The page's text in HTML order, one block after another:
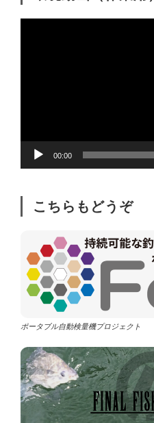
ー
00:00
こちらもどうぞ
ポータブル自動検量機プロジェクト